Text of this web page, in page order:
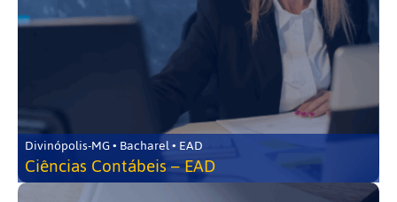
Divinópolis-MG • Bacharel • EAD
Ciências Contábeis – EAD